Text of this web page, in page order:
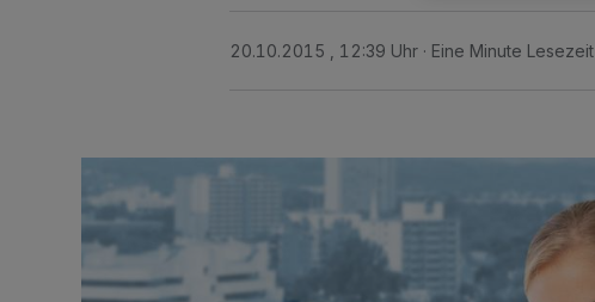
20.10.2015 , 12:39 Uhr Eine Minute Lesezeit